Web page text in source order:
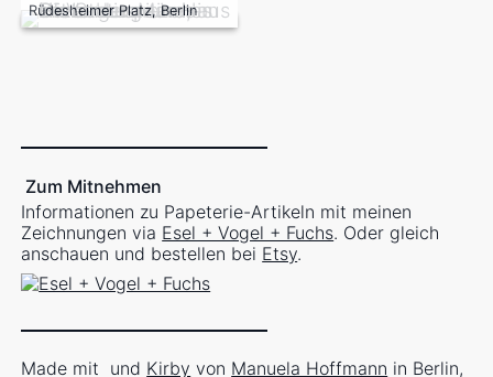
Rüdesheimer Platz, Berlin
Zum Mitnehmen
Informationen zu Papeterie-Artikeln mit meinen
Zeichnungen via Esel + Vogel + Fuchs. Oder gleich
anschauen und bestellen bei Etsy.
Made mit und Kirby von Manuela Hoffmann in Berlin,